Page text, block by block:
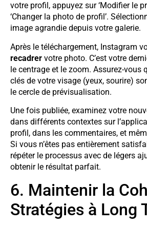
votre profil, appuyez sur ‘Modifier le
‘Changer la photo de profil’.
image agrandie depuis votre galerie.
Après le téléchargement, Instagram
recadrer votre photo. C’est votre
le centrage et le zoom. Assurez-vous
clés de votre visage (yeux, sourire)
le cercle de prévisualisation.
Une fois publiée, examinez votre
dans différents contextes sur
profil, dans les commentaires, et
Si vous n’êtes pas entièrement
répéter le processus avec de légers
obtenir le résultat parfait.
6. Maintenir la
Stratégies à Long